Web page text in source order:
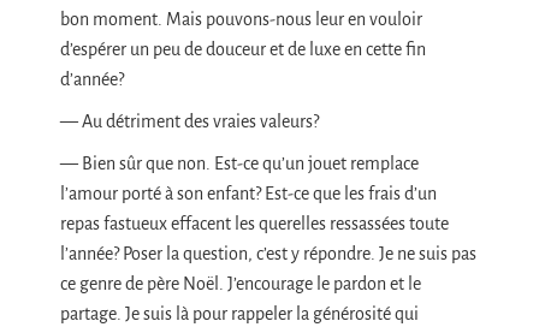
bon moment. Mais pouvons-nous leur en vouloir
d’espérer un peu de douceur et de luxe en cette fin
d’année?
— Au détriment des vraies valeurs?
— Bien sûr que non. Est-ce qu’un jouet remplace
l’amour porté à son enfant? Est-ce que les frais d’un
repas fastueux effacent les querelles ressassées toute
l’année? Poser la question, c’est y répondre. Je ne suis pas
ce genre de père Noël. J’encourage le pardon et le
partage. Je suis là pour rappeler la générosité qui